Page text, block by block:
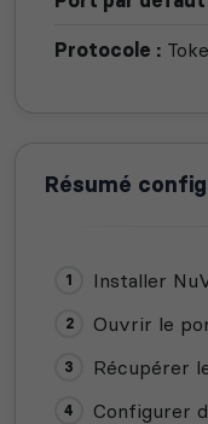
Protocole :
Résumé
Installer
Ouvrir le
Récupérer
Configurer